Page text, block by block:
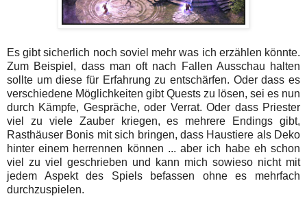
Es gibt sicherlich noch soviel mehr was ich erzählen könnte.
Zum Beispiel, dass man oft nach Fallen Ausschau halten
sollte um diese für Erfahrung zu entschärfen. Oder dass es
verschiedene Möglichkeiten gibt Quests zu lösen, sei es nun
durch Kämpfe, Gespräche, oder Verrat. Oder dass Priester
viel zu viele Zauber kriegen, es mehrere Endings gibt,
Rasthäuser Bonis mit sich bringen, dass Haustiere als Deko
hinter einem herrennen können ... aber ich habe eh schon
viel zu viel geschrieben und kann mich sowieso nicht mit
jedem Aspekt des Spiels befassen ohne es mehrfach
durchzuspielen.